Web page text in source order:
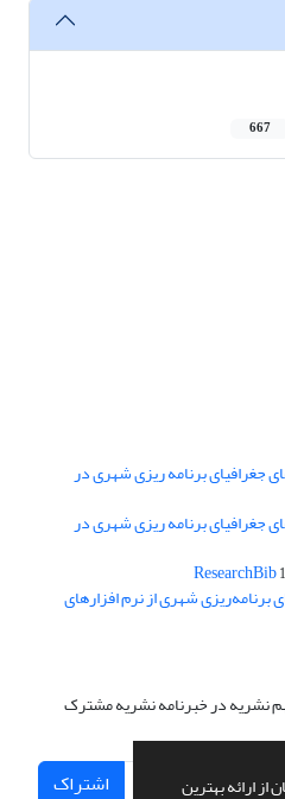
ارائه بهترین
667
جغرافیای برنامه ریزی شهری در
جغرافیای برنامه ریزی شهری در
شهری از نرم افزارهای
نشریه در خبرنامه نشریه مشترک
اشتراک